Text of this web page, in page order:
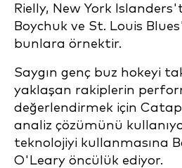
Rielly, New York
Boychuk ve St. Louis
bunlara örnektir.
Saygın genç buz hokeyi
yaklaşan rakiplerin
değerlendirmek için
analiz çözümünü
teknolojiyi kullanmasına
O'Leary öncülük ediyor.